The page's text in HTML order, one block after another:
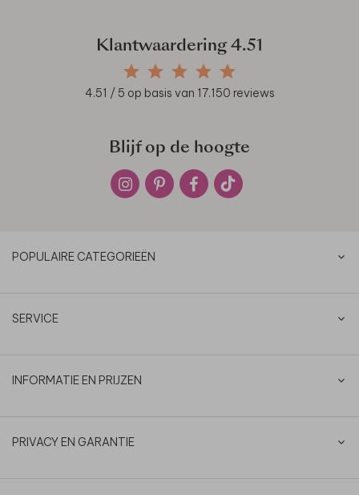
Klantwaardering 4.51
4.51 / 5 op basis van 17.150 reviews
Blijf op de hoogte
POPULAIRE CATEGORIEËN
SERVICE
INFORMATIE EN PRIJZEN
PRIVACY EN GARANTIE